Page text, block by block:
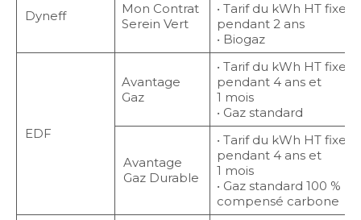
Dyneff
Mon Contrat
Serein Vert
• Tarif du kWh HT fixe
pendant 2 ans
• Biogaz
EDF
Avantage
Gaz
• Tarif du kWh HT fixe
pendant 4 ans et
1 mois
• Gaz standard
Avantage
Gaz Durable
• Tarif du kWh HT fixe
pendant 4 ans et
1 mois
• Gaz standard 100 %
compensé carbone